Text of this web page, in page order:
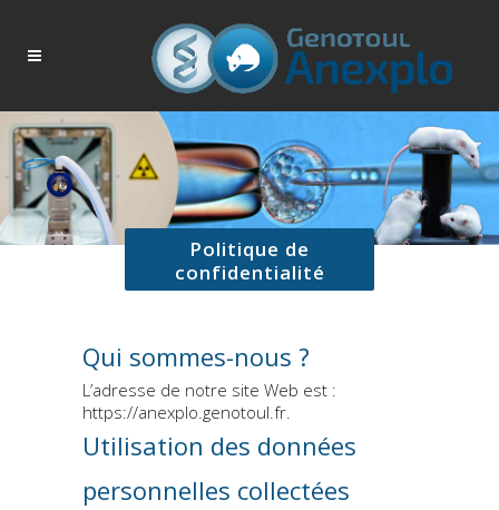
Politique de
confidentialité
Qui sommes-nous ?
L’adresse de notre site Web est :
https://anexplo.genotoul.fr.
Utilisation des données
personnelles collectées